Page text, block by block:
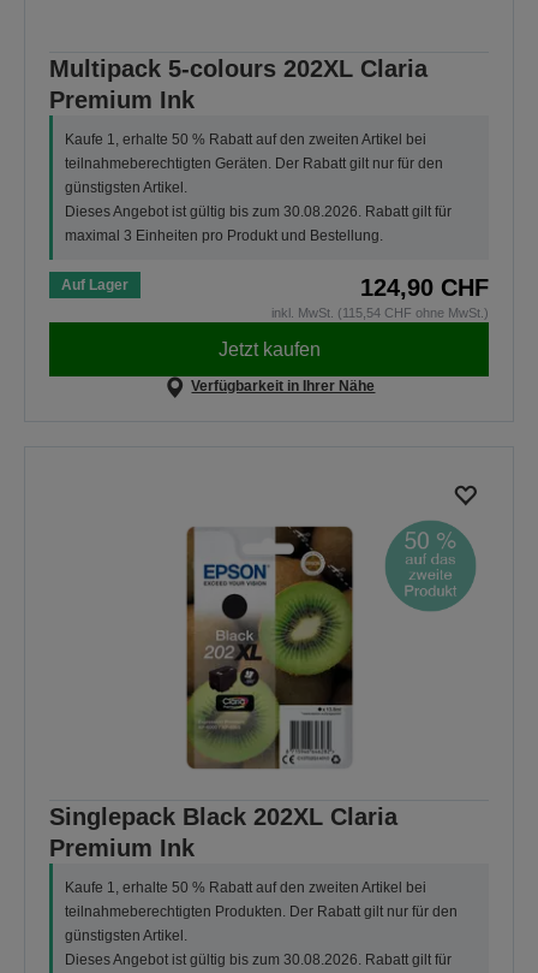
Multipack 5-colours 202XL Claria
Premium Ink
Kaufe 1, erhalte 50 % Rabatt auf den zweiten Artikel bei
teilnahmeberechtigten Geräten. Der Rabatt gilt nur für den
günstigsten Artikel.
Dieses Angebot ist gültig bis zum 30.08.2026. Rabatt gilt für
maximal 3 Einheiten pro Produkt und Bestellung.
Auf Lager 124,90 CHF
inkl. MwSt. (115,54 CHF ohne MwSt.)
Jetzt kaufen
Verfügbarkeit in Ihrer Nähe
Singlepack Black 202XL Claria
Premium Ink
Kaufe 1, erhalte 50 % Rabatt auf den zweiten Artikel bei
teilnahmeberechtigten Produkten. Der Rabatt gilt nur für den
günstigsten Artikel.
Dieses Angebot ist gültig bis zum 30.08.2026. Rabatt gilt für